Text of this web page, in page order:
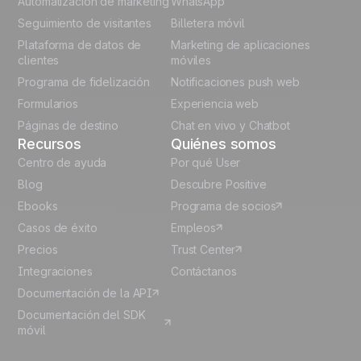
Polish
German
Seguimiento de visitantes
Plataforma de datos de
clientes
Programa de fidelización
Formularios
Páginas de destino
Billetera móvil
Marketing de aplicaciones
móviles
Notificaciones push web
Experiencia web
Chat en vivo y Chatbot
Recursos
Centro de ayuda
Blog
Ebooks
Casos de éxito
Precios
Integraciones
Documentación de la API
Documentación del SDK
móvil
Quiénes somos
Por qué User
Descubre Positive
Programa de socios
Empleos
Trust Center
Contáctanos